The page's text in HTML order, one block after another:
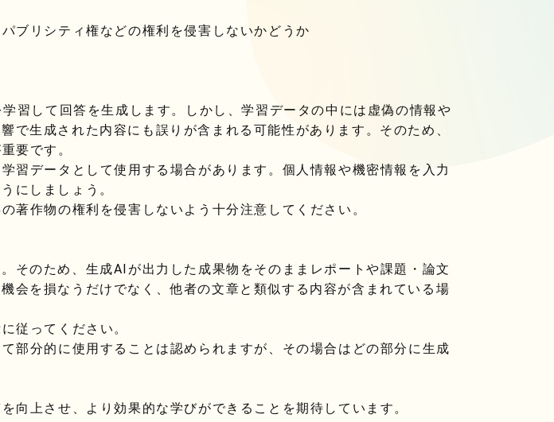
リシティ権などの権利を侵害しないかどうか
して回答を生成します。しかし、学習データの中には虚偽の情報や
生成された内容にも誤りが含まれる可能性があります。そのため、
要です。
データとして使用する場合があります。個人情報や機密情報を入力
にしましょう。
作物の権利を侵害しないよう十分注意してください。
のため、生成AIが出力した成果物をそのままレポートや課題・論文
会を損なうだけでなく、他者の文章と類似する内容が含まれている場
従ってください。
分的に使用することは認められますが、その場合はどの部分に生成
上させ、より効果的な学びができることを期待しています。